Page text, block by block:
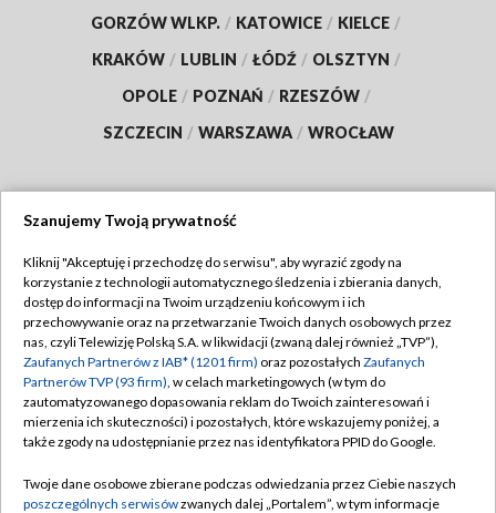
GORZÓW WLKP. / KATOWICE / KIELCE /
KRAKÓW / LUBLIN / ŁÓDŹ / OLSZTYN /
OPOLE / POZNAŃ / RZESZÓW /
SZCZECIN / WARSZAWA / WROCŁAW
TVP
Abonament TVP
Emisja w TVP
Centrum informacji TVP
Naziemna Telewizja Cyfrowa
Rada Programowa
Regulamin TVP
Polityka prywatności
Moje zgody
Pomoc
Kontakt
Szanujemy Twoją prywatność
Kliknij "Akceptuję i przechodzę do serwisu", aby wyrazić zgody na
korzystanie z technologii automatycznego śledzenia i zbierania danych,
dostęp do informacji na Twoim urządzeniu końcowym i ich
przechowywanie oraz na przetwarzanie Twoich danych osobowych przez
nas, czyli Telewizję Polską S.A. w likwidacji (zwaną dalej również „TVP”),
Zaufanych Partnerów z IAB* (1201 firm) oraz pozostałych Zaufanych
Partnerów TVP (93 firm), w celach marketingowych (w tym do
zautomatyzowanego dopasowania reklam do Twoich zainteresowań i
mierzenia ich skuteczności) i pozostałych, które wskazujemy poniżej, a
także zgody na udostępnianie przez nas identyfikatora PPID do Google.
Twoje dane osobowe zbierane podczas odwiedzania przez Ciebie naszych
poszczególnych serwisówzwanych dalej „Portalem”, w tym informacje